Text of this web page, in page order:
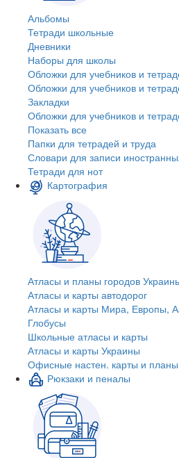
Альбомы
Тетради школьные
Дневники
Наборы для школы
Обложки для учебников и
Обложки для учебников и
Закладки
Обложки для учебников и
Показать все
Папки для тетрадей и труда
Словари для записи
Тетради для нот
Картография
Атласы и планы городов
Атласы и карты автодорог
Атласы и карты Мира, Европы,
Глобусы
Школьные атласы и карты
Атласы и карты Украины
Офисные настен. карты и планы
Рюкзаки и пеналы